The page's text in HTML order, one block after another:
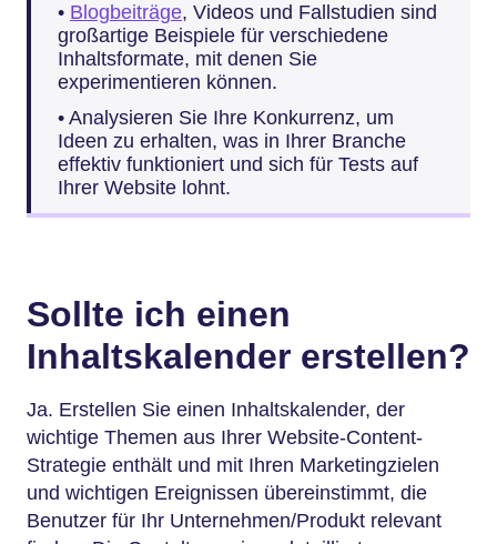
• Blogbeiträge, Videos und Fallstudien sind
großartige Beispiele für verschiedene
Inhaltsformate, mit denen Sie
experimentieren können.
• Analysieren Sie Ihre Konkurrenz, um
Ideen zu erhalten, was in Ihrer Branche
effektiv funktioniert und sich für Tests auf
Ihrer Website lohnt.
Sollte ich einen
Inhaltskalender erstellen?
Ja. Erstellen Sie einen Inhaltskalender, der
wichtige Themen aus Ihrer Website-Content-
Strategie enthält und mit Ihren Marketingzielen
und wichtigen Ereignissen übereinstimmt, die
Benutzer für Ihr Unternehmen/Produkt relevant